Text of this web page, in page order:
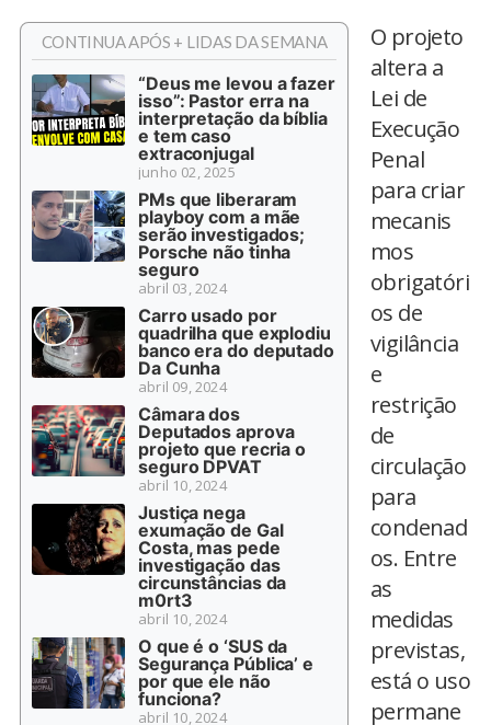
CONTINUA APÓS + LIDAS DA SEMANA
“Deus me levou a fazer
isso”: Pastor erra na
interpretação da bíblia
e tem caso
extraconjugal
junho 02, 2025
PMs que liberaram
playboy com a mãe
serão investigados;
Porsche não tinha
seguro
abril 03, 2024
Carro usado por
quadrilha que explodiu
banco era do deputado
Da Cunha
abril 09, 2024
Câmara dos
Deputados aprova
projeto que recria o
seguro DPVAT
abril 10, 2024
Justiça nega
exumação de Gal
Costa, mas pede
investigação das
circunstâncias da
m0rt3
abril 10, 2024
O que é o ‘SUS da
Segurança Pública’ e
por que ele não
funciona?
abril 10, 2024
O projeto
altera a
Lei de
Execução
Penal
para criar
mecanis
mos
obrigatóri
os de
vigilância
e
restrição
de
circulação
para
condenad
os. Entre
as
medidas
previstas,
está o uso
permane